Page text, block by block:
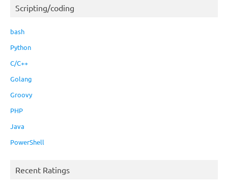
Scripting/coding
bash
Python
C/C++
Golang
Groovy
PHP
Java
PowerShell
Recent Ratings